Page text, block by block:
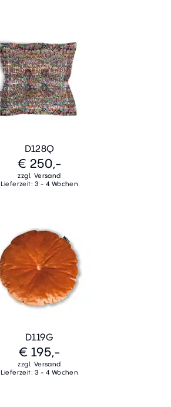
D128Q
€ 250,-
zzgl. Versand
Lieferzeit: 3 - 4 Wochen
D119G
€ 195,-
zzgl. Versand
Lieferzeit: 3 - 4 Wochen